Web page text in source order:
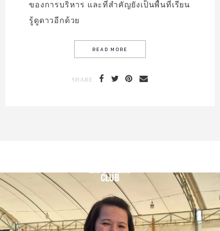
ของการบริหาร และที่สำคัญยังเป็นพื้นที่เรียน
รู้ดูดาวอีกด้วย
SHARE